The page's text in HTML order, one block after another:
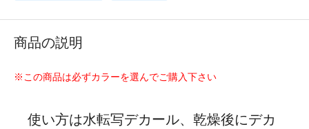
商品の説明
※この商品は必ずカラーを選んでご購入下さい
使い方は水転写デカール、乾燥後にデカ